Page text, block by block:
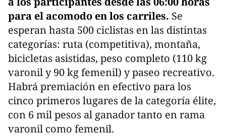
para el acomodo en los carriles. Se
esperan hasta 500 ciclistas en las distintas
categorías: ruta (competitiva), montaña,
bicicletas asistidas, peso completo (110 kg
varonil y 90 kg femenil) y paseo recreativo.
Habrá premiación en efectivo para los
cinco primeros lugares de la categoría élite,
con 6 mil pesos al ganador tanto en rama
varonil como femenil.